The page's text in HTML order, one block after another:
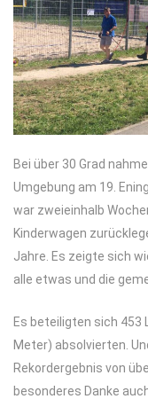
Bei über 30 Grad
Umgebung am 19.
war zweieinhalb
Kinderwagen
Jahre. Es zeigte sich
alle etwas und die
Es beteiligten sich 453
Meter) absolvierten.
Rekordergebnis von
besonderes Danke